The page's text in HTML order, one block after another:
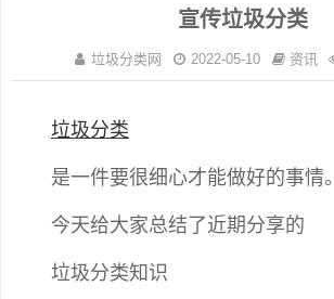
宣传垃圾分类
垃圾分类网 2022-05-10 资讯
垃圾分类
是一件要很细心才能做好的事情。
今天给大家总结了近期分享的
垃圾分类知识